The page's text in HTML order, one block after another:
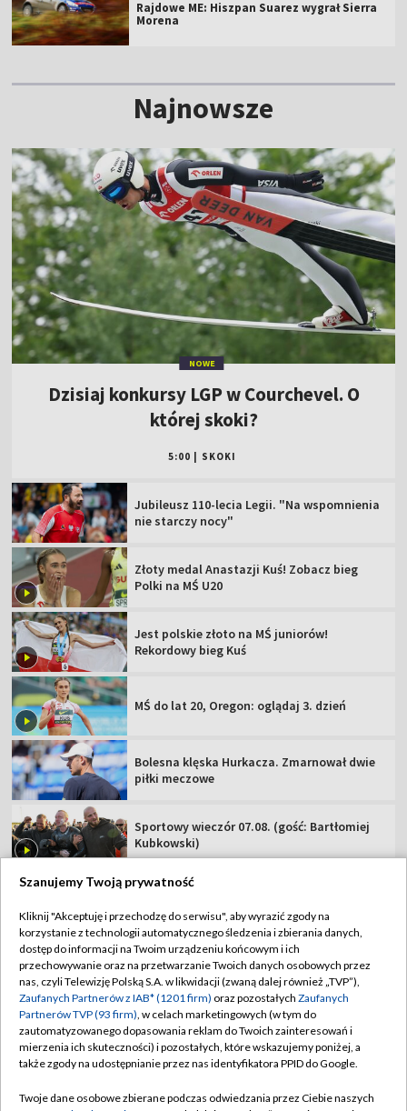
Rajdowe ME: Hiszpan Suarez wygrał Sierra
Morena
Najnowsze
NOWE
Dzisiaj konkursy LGP w Courchevel. O
której skoki?
5:00 SKOKI
Jubileusz 110-lecia Legii. "Na wspomnienia
nie starczy nocy"
Złoty medal Anastazji Kuś! Zobacz bieg
Polki na MŚ U20
Jest polskie złoto na MŚ juniorów!
Rekordowy bieg Kuś
MŚ do lat 20, Oregon: oglądaj 3. dzień
Bolesna klęska Hurkacza. Zmarnował dwie
piłki meczowe
Sportowy wieczór 07.08. (gość: Bartłomiej
Kubkowski)
TVP
Abonament TVP
Sklep TVP
Biuro Reklamy
Oferta Handlowa
Regulamin TVP
Polityka prywatności
Moje zgody
Biuro reklamy
Szanujemy Twoją prywatność
Kliknij "Akceptuję i przechodzę do serwisu", aby wyrazić zgody na
korzystanie z technologii automatycznego śledzenia i zbierania danych,
dostęp do informacji na Twoim urządzeniu końcowym i ich
przechowywanie oraz na przetwarzanie Twoich danych osobowych przez
nas, czyli Telewizję Polską S.A. w likwidacji (zwaną dalej również „TVP”),
Zaufanych Partnerów z IAB* (1201 firm) oraz pozostałych Zaufanych
Partnerów TVP (93 firm), w celach marketingowych (w tym do
zautomatyzowanego dopasowania reklam do Twoich zainteresowań i
mierzenia ich skuteczności) i pozostałych, które wskazujemy poniżej, a
także zgody na udostępnianie przez nas identyfikatora PPID do Google.
Twoje dane osobowe zbierane podczas odwiedzania przez Ciebie naszych